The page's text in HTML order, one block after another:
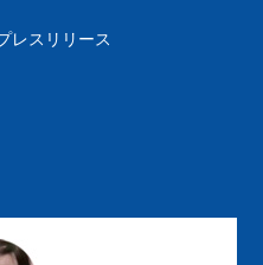
レスリリース